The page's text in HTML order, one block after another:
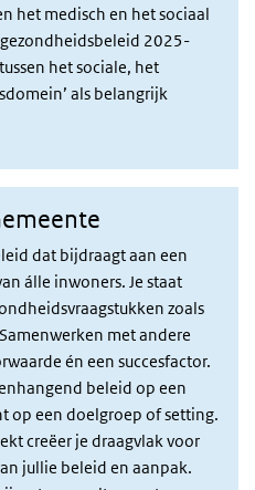
het medisch en het sociaal
2025-
het sociale, het
als belangrijk
dat bijdraagt aan een
álle inwoners. Je staat
zoals
met andere
én een succesfactor.
beleid op een
op een doelgroep of setting.
creëer je draagvlak voor
jullie beleid en aanpak.